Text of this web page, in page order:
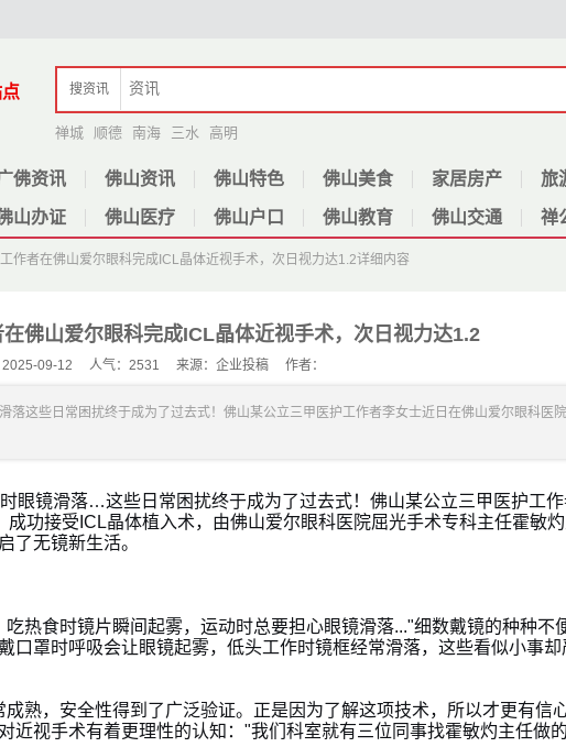
搜资讯
禅城 顺德 南海 三水 高明
佛资讯 佛山资讯 佛山特色 佛山美食 家居房产 旅
山办证 佛山医疗 佛山户口 佛山教育 佛山交通 禅
作者在佛山爱尔眼科完成ICL晶体近视手术，次日视力达1.2详细内容
佛山爱尔眼科完成ICL晶体近视手术，次日视力达1.2
2025-09-12 人气：2531 来源：企业投稿 作者：
落这些日常困扰终于成为了过去式！佛山某公立三甲医护工作者李女士近日在佛山爱尔眼科医院
眼镜滑落…这些日常困扰终于成为了过去式！佛山某公立三甲医护工
功接受ICL晶体植入术，由佛山爱尔眼科医院屈光手术专科主任霍敏
了无镜新生活。
热食时镜片瞬间起雾，运动时总要担心眼镜滑落..."细数戴镜的种种不
口罩时呼吸会让眼镜起雾，低头工作时镜框经常滑落，这些看似小事却
熟，安全性得到了广泛验证。正是因为了解这项技术，所以才更有信
近视手术有着更理性的认知："我们科室就有三位同事找霍敏灼主任做